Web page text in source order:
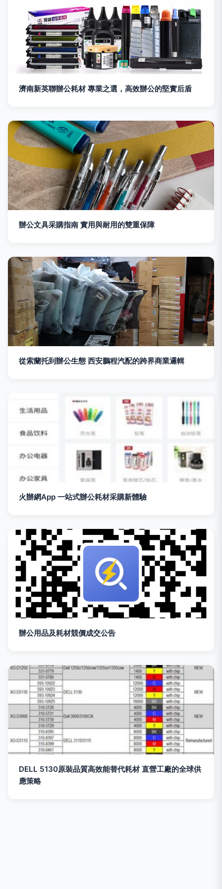
濟南新英聯辦公耗材 專業之選，高效辦公的堅實后盾
辦公文具采購指南 實用與耐用的雙重保障
從索蘭托到辦公生態 西安鵬程汽配的跨界商業邏輯
火辦網App 一站式辦公耗材采購新體驗
辦公用品及耗材競價成交公告
DELL 5130原裝品質高效能替代耗材 直營工廠的全球供
應策略